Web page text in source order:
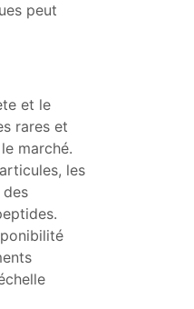
peut
et le
rares et
marché.
les